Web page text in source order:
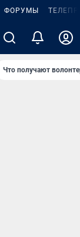
ФОРУМЫ
Что получают